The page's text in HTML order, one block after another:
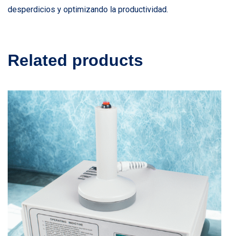
desperdicios y optimizando la productividad.
Related products